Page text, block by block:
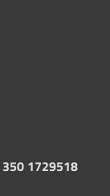
350 1729518